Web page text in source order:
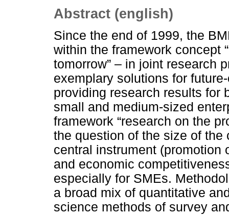
Abstract (english)
Since the end of 1999, the
within the framework concept
tomorrow” – in joint research
exemplary solutions for
providing research results for
small and medium-sized
framework “research on the
the question of the size of
central instrument (promotion
and economic
especially for SMEs.
a broad mix of quantitative
science methods of survey